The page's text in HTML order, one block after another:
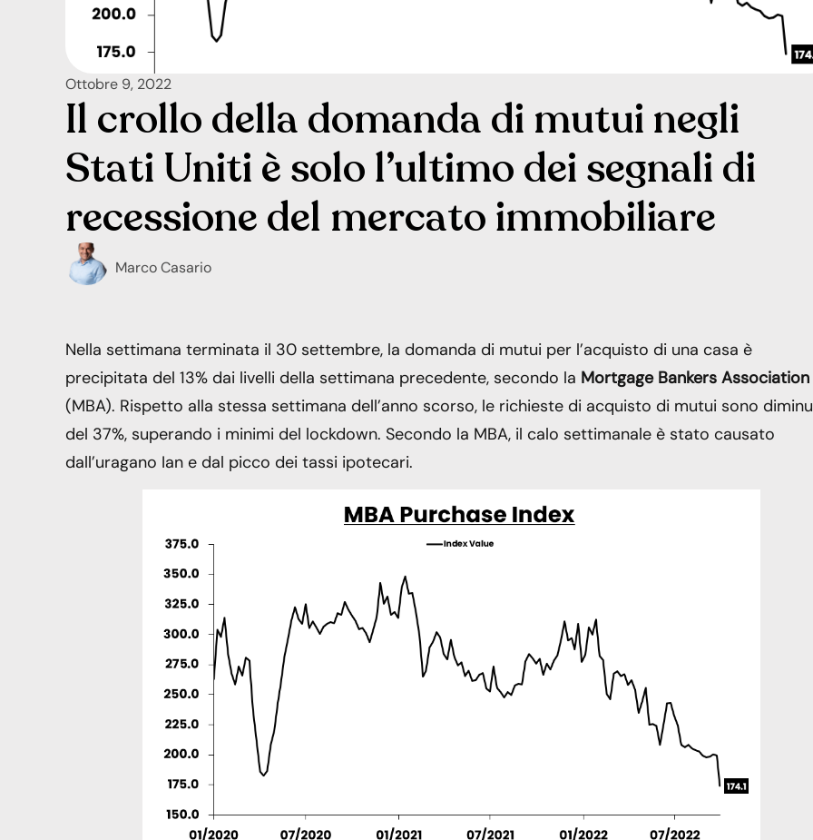
Ottobre 9, 2022
Il crollo della domanda di mutui negli
Stati Uniti è solo l’ultimo dei segnali di
recessione del mercato immobiliare
Marco Casario
Nella settimana terminata il 30 settembre, la domanda di mutui per l’acquisto di una casa è
precipitata del 13% dai livelli della settimana precedente, secondo la Mortgage Bankers Association
(MBA). Rispetto alla stessa settimana dell’anno scorso, le richieste di acquisto di mutui sono
del 37%, superando i minimi del lockdown. Secondo la MBA, il calo settimanale è stato causato
dall’uragano Ian e dal picco dei tassi ipotecari.